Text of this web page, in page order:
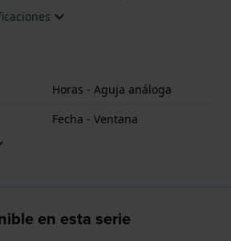
Horas - Aguja análoga
Fecha - Ventana
en esta serie